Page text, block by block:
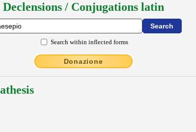
Declensions / Conjugations latin
Search within inflected forms
Donazione